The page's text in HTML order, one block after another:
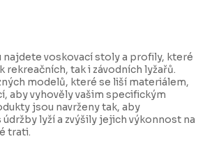
voskovací stoly a profily, které
tak i závodních lyžařů.
modelů, které se liší materiálem,
aby vyhověly vašim specifickým
jsou navrženy tak, aby
lyží a zvýšily jejich výkonnost na
trati.